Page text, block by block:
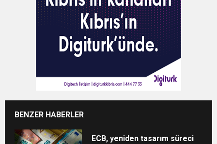
BENZER HABERLER
ECB, yeniden tasarım süreci